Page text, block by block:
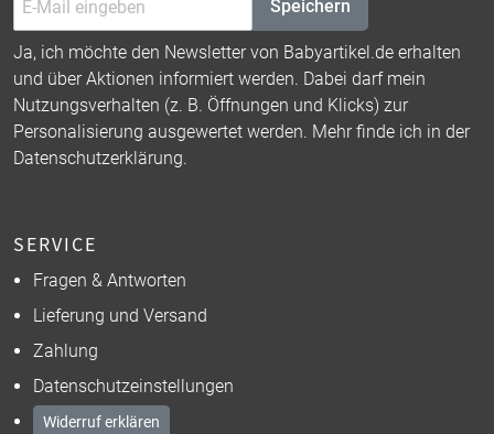
Speichern
Ja, ich möchte den Newsletter von Babyartikel.de erhalten
und über Aktionen informiert werden. Dabei darf mein
Nutzungsverhalten (z. B. Öffnungen und Klicks) zur
Personalisierung ausgewertet werden. Mehr finde ich in der
Datenschutzerklärung.
SERVICE
Fragen & Antworten
Lieferung und Versand
Zahlung
Datenschutzeinstellungen
Widerruf erklären